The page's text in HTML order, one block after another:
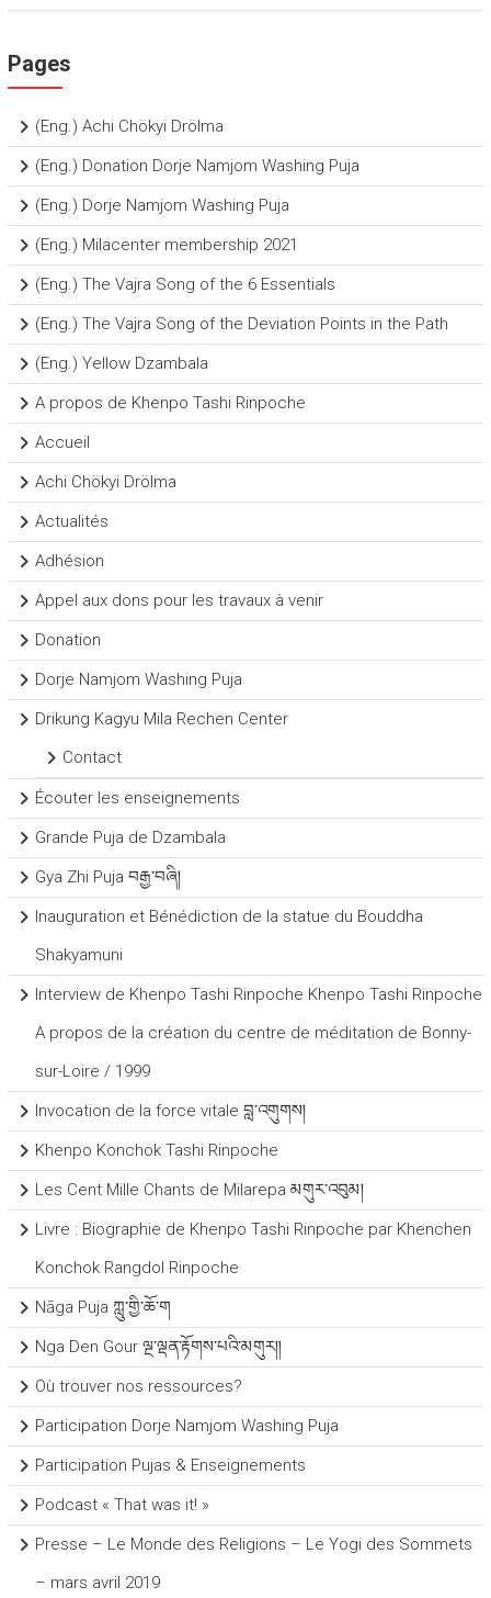
Pages
(Eng.) Achi Chökyi Drölma
(Eng.) Donation Dorje Namjom Washing Puja
(Eng.) Dorje Namjom Washing Puja
(Eng.) Milacenter membership 2021
(Eng.) The Vajra Song of the 6 Essentials
(Eng.) The Vajra Song of the Deviation Points in the Path
(Eng.) Yellow Dzambala
A propos de Khenpo Tashi Rinpoche
Accueil
Achi Chökyi Drölma
Actualités
Adhésion
Appel aux dons pour les travaux à venir
Donation
Dorje Namjom Washing Puja
Drikung Kagyu Mila Rechen Center
Contact
Écouter les enseignements
Grande Puja de Dzambala
Gya Zhi Puja བརྒྱ་བཞི།
Inauguration et Bénédiction de la statue du Bouddha
Shakyamuni
Interview de Khenpo Tashi Rinpoche Khenpo Tashi Rinpoche
A propos de la création du centre de méditation de Bonny-
sur-Loire / 1999
Invocation de la force vitale བླ་འགུགས།
Khenpo Konchok Tashi Rinpoche
Les Cent Mille Chants de Milarepa མགུར་འབུམ།
Livre : Biographie de Khenpo Tashi Rinpoche par Khenchen
Konchok Rangdol Rinpoche
Nāga Puja ཀླུ་གྱི་ཆོ་ག
Nga Den Gour ལྔ་ལྡན་རྟོགས་པའི་མགུར།།
Où trouver nos ressources?
Participation Dorje Namjom Washing Puja
Participation Pujas & Enseignements
Podcast « That was it! »
Presse – Le Monde des Religions – Le Yogi des Sommets
– mars avril 2019